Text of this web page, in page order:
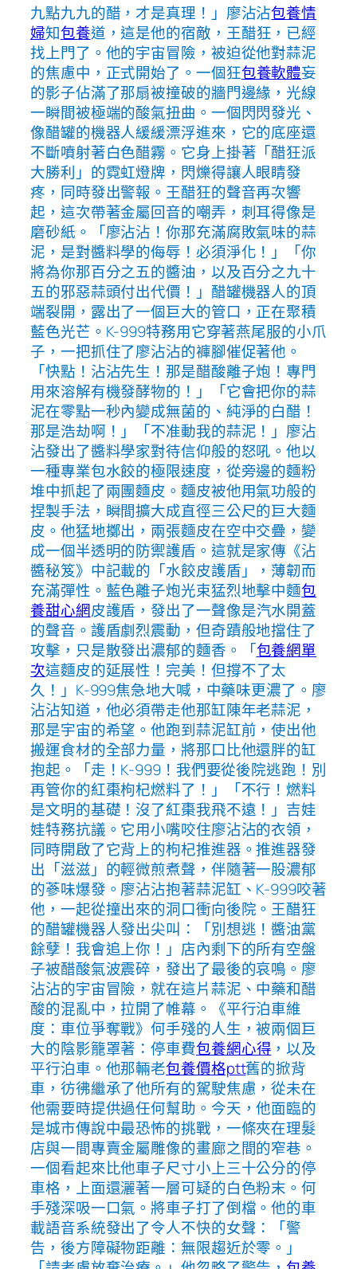
九點九九的醋，才是真理！」廖沾沾包養情
婦知包養道，這是他的宿敵，王醋狂，已經
找上門了。他的宇宙冒險，被迫從他對蒜泥
的焦慮中，正式開始了。一個狂包養軟體妄
的影子佔滿了那扇被撞破的牆門邊緣，光線
一瞬間被極端的酸氣扭曲。一個閃閃發光、
像醋罐的機器人緩緩漂浮進來，它的底座還
不斷噴射著白色醋霧。它身上掛著「醋狂派
大勝利」的霓虹燈牌，閃爍得讓人眼睛發
疼，同時發出警報。王醋狂的聲音再次響
起，這次帶著金屬回音的嘲弄，刺耳得像是
磨砂紙。「廖沾沾！你那充滿腐敗氣味的蒜
泥，是對醬料學的侮辱！必須淨化！」「你
將為你那百分之五的醬油，以及百分之九十
五的邪惡蒜頭付出代價！」醋罐機器人的頂
端裂開，露出了一個巨大的管口，正在聚積
藍色光芒。K-999特務用它穿著燕尾服的小爪
子，一把抓住了廖沾沾的褲腳催促著他。
「快點！沾沾先生！那是醋酸離子炮！專門
用來溶解有機發酵物的！」「它會把你的蒜
泥在零點一秒內變成無菌的、純淨的白醋！
那是浩劫啊！」「不准動我的蒜泥！」廖沾
沾發出了醬料學家對待信仰般的怒吼。他以
一種專業包水餃的極限速度，從旁邊的麵粉
堆中抓起了兩團麵皮。麵皮被他用氣功般的
捏製手法，瞬間擴大成直徑三公尺的巨大麵
皮。他猛地擲出，兩張麵皮在空中交疊，變
成一個半透明的防禦護盾。這就是家傳《沾
醬秘笈》中記載的「水餃皮護盾」，薄韌而
充滿彈性。藍色離子炮光束猛烈地擊中麵包
養甜心網皮護盾，發出了一聲像是汽水開蓋
的聲音。護盾劇烈震動，但奇蹟般地擋住了
攻擊，只是散發出濃郁的麵香。「包養網單
次這麵皮的延展性！完美！但撐不了太
久！」K-999焦急地大喊，中藥味更濃了。廖
沾沾知道，他必須帶走他那缸陳年老蒜泥，
那是宇宙的希望。他跑到蒜泥缸前，使出他
搬運食材的全部力量，將那口比他還胖的缸
抱起。「走！K-999！我們要從後院逃跑！別
再管你的紅棗枸杞燃料了！」「不行！燃料
是文明的基礎！沒了紅棗我飛不遠！」吉娃
娃特務抗議。它用小嘴咬住廖沾沾的衣領，
同時開啟了它背上的枸杞推進器。推進器發
出「滋滋」的輕微煎煮聲，伴隨著一股濃郁
的蔘味爆發。廖沾沾抱著蒜泥缸、K-999咬著
他，一起從撞出來的洞口衝向後院。王醋狂
的醋罐機器人發出尖叫：「別想逃！醬油黨
餘孽！我會追上你！」店內剩下的所有空盤
子被醋酸氣波震碎，發出了最後的哀鳴。廖
沾沾的宇宙冒險，就在這片蒜泥、中藥和醋
酸的混亂中，拉開了帷幕。《平行泊車維
度：車位爭奪戰》何手殘的人生，被兩個巨
大的陰影籠罩著：停車費包養網心得 ，以及
平行泊車。他那輛老包養價格ptt舊的掀背
車，彷彿繼承了他所有的駕駛焦慮，從未在
他需要時提供過任何幫助。今天，他面臨的
是城市傳說中最恐怖的挑戰，一條夾在理髮
店與一間專賣金屬雕像的畫廊之間的窄巷。
一個看起來比他車子尺寸小上三十公分的停
車格，上面還灑著一層可疑的白色粉末。何
手殘深吸一口氣。將車子打了倒檔。他的車
載語音系統發出了令人不快的女聲：「警
告，後方障礙物距離：無限趨近於零。」